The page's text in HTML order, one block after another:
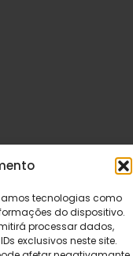
tecnologias como
do dispositivo.
processar dados,
exclusivos neste site.
Todos os